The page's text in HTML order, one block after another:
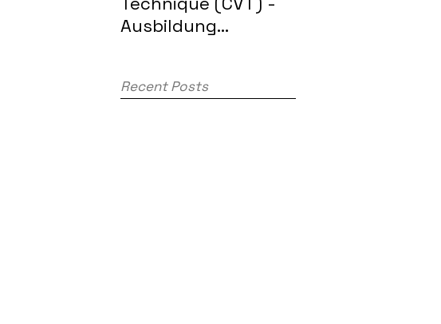
Ausbildung
Recent Posts